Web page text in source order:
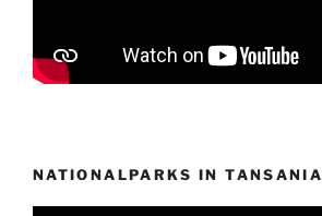
NATIONALPARKS IN TANSANIA